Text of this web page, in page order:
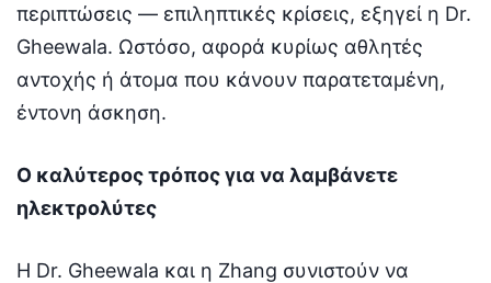
περιπτώσεις — επιληπτικές κρίσεις, εξηγεί η Dr.
Gheewala. Ωστόσο, αφορά κυρίως αθλητές
αντοχής ή άτομα που κάνουν παρατεταμένη,
έντονη άσκηση.
Ο καλύτερος τρόπος για να λαμβάνετε
ηλεκτρολύτες
Η Dr. Gheewala και η Zhang συνιστούν να